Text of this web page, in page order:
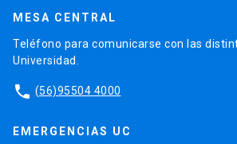
MESA CENTRAL
Teléfono para comunicarse con las
Universidad.
phone (56)95504 4000
EMERGENCIAS UC